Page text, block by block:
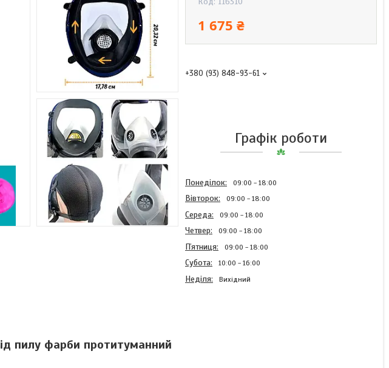
пилу фарби протитуманний
1 675 ₴
+380 (93) 848-93-61
Графік роботи
Понеділок 09:00 18:00
Вівторок 09:00 18:00
Середа 09:00 18:00
Четвер 09:00 18:00
Пʼятниця 09:00 18:00
Субота 10:00 16:00
Неділя Вихідний